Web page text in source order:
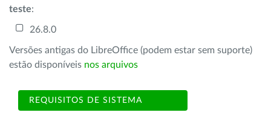
teste:
26.8.0
Versões antigas do LibreOffice (podem estar sem suporte)
estão disponíveis nos arquivos
REQUISITOS DE SISTEMA